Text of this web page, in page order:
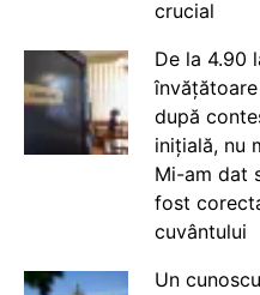
crucial
De la 4.90
după
inițială, nu
Mi-am dat
fost
cuvântului
Un